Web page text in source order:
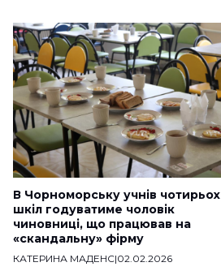
В Чорноморську учнів чотирьох
шкіл годуватиме чоловік
чиновниці, що працював на
«скандальну» фірму
КАТЕРИНА МАДЕНС|02.02.2026